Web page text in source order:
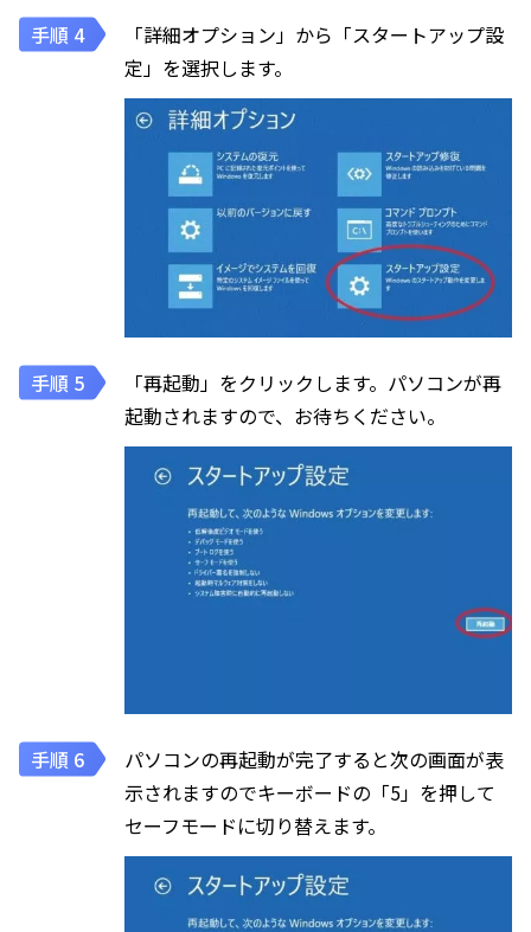
「詳細オプション」から「スタートアップ設
定」を選択します。
「再起動」をクリックします。パソコンが再
起動されますので、お待ちください。
パソコンの再起動が完了すると次の画面が表
示されますのでキーボードの「5」を押して
セーフモードに切り替えます。